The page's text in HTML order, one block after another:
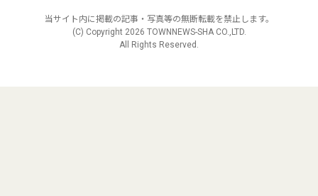
当サイト内に掲載の記事・写真等の無断転載を禁止します。
(C) Copyright 2026 TOWNNEWS-SHA CO.,LTD.
All Rights Reserved.